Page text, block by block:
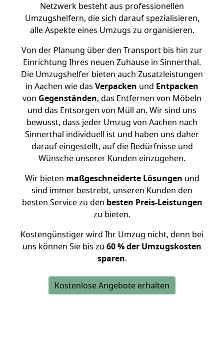
Netzwerk besteht aus professionellen
Umzugshelfern, die sich darauf spezialisieren,
alle Aspekte eines Umzugs zu organisieren.
Von der Planung über den Transport bis hin zur
Einrichtung Ihres neuen Zuhause in Sinnerthal.
Die Umzugshelfer bieten auch Zusatzleistungen
in Aachen wie das Verpacken und Entpacken
von Gegenständen, das Entfernen von Möbeln
und das Entsorgen von Müll an. Wir sind uns
bewusst, dass jeder Umzug von Aachen nach
Sinnerthal individuell ist und haben uns daher
darauf eingestellt, auf die Bedürfnisse und
Wünsche unserer Kunden einzugehen.
Wir bieten maßgeschneiderte Lösungen und
sind immer bestrebt, unseren Kunden den
besten Service zu den besten Preis-Leistungen
zu bieten.
Kostengünstiger wird Ihr Umzug nicht, denn bei
uns können Sie bis zu 60 % der Umzugskosten
sparen.
Kostenlose Angebote erhalten